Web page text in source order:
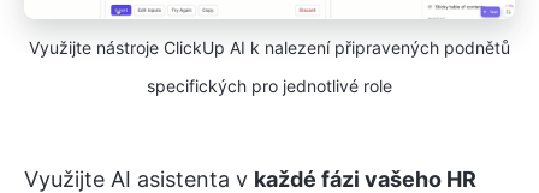
Využijte nástroje ClickUp AI k nalezení připravených podnětů
specifických pro jednotlivé role
Využijte AI asistenta v každé fázi vašeho HR